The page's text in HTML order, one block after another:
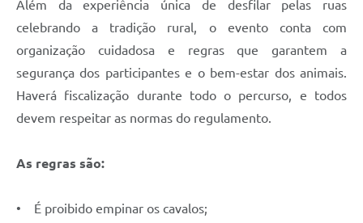
Além da experiência única de desfilar pelas ruas
celebrando a tradição rural, o evento conta com
organização cuidadosa e regras que garantem a
segurança dos participantes e o bem-estar dos animais.
Haverá fiscalização durante todo o percurso, e todos
devem respeitar as normas do regulamento.
As regras são:
• É proibido empinar os cavalos;